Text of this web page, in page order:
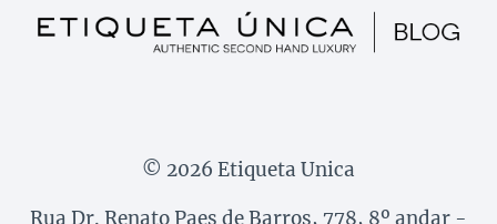
© 2026 Etiqueta Unica
Rua Dr. Renato Paes de Barros, 778, 8º andar -